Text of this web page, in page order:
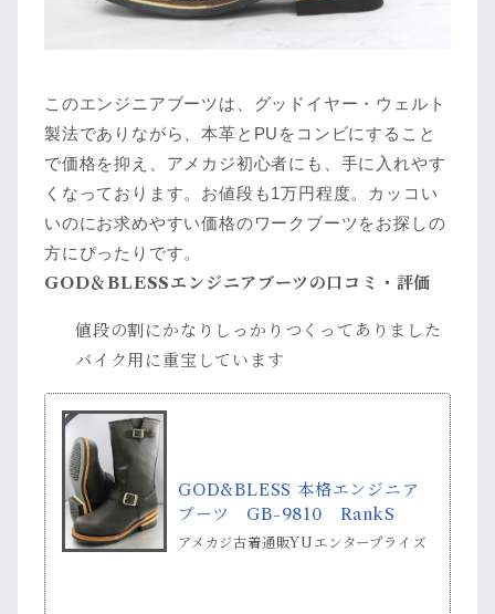
このエンジニアブーツは、グッドイヤー・ウェルト
製法でありながら、本革とPUをコンビにすること
で価格を抑え、アメカジ初心者にも、手に入れやす
くなっております。お値段も1万円程度。カッコい
いのにお求めやすい価格のワークブーツをお探しの
方にぴったりです。
GOD＆BLESSエンジニアブーツの口コミ・評価
値段の割にかなりしっかりつくってありました
バイク用に重宝しています
GOD&BLESS 本格エンジニア
ブーツ GB-9810 RankS
アメカジ古着通販YUエンタープライズ